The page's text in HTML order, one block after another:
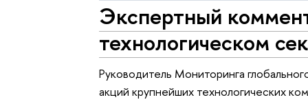
Экспертный
технологическом
Руководитель Мониторинга
акций крупнейших технологических